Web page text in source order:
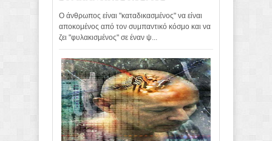
Ο άνθρωπος είναι "καταδικασμένος" να είναι
αποκομένος από τον συμπαντικό κόσμο και να
ζει "φυλακισμένος" σε έναν ψ...